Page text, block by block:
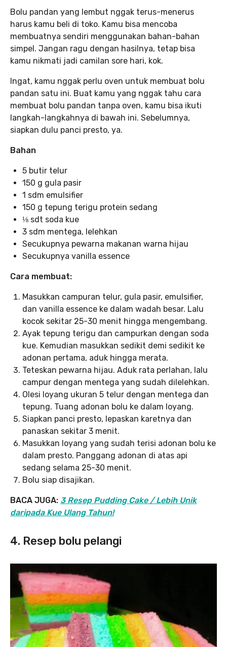
Bolu pandan yang lembut nggak terus-menerus
harus kamu beli di toko. Kamu bisa mencoba
membuatnya sendiri menggunakan bahan-bahan
simpel. Jangan ragu dengan hasilnya, tetap bisa
kamu nikmati jadi camilan sore hari, kok.
Ingat, kamu nggak perlu oven untuk membuat bolu
pandan satu ini. Buat kamu yang nggak tahu cara
membuat bolu pandan tanpa oven, kamu bisa ikuti
langkah-langkahnya di bawah ini. Sebelumnya,
siapkan dulu panci presto, ya.
Bahan
5 butir telur
150 g gula pasir
1 sdm emulsifier
150 g tepung terigu protein sedang
⅛ sdt soda kue
3 sdm mentega, lelehkan
Secukupnya pewarna makanan warna hijau
Secukupnya vanilla essence
Cara membuat:
Masukkan campuran telur, gula pasir, emulsifier,
dan vanilla essence ke dalam wadah besar. Lalu
kocok sekitar 25-30 menit hingga mengembang.
Ayak tepung terigu dan campurkan dengan soda
kue. Kemudian masukkan sedikit demi sedikit ke
adonan pertama, aduk hingga merata.
Teteskan pewarna hijau. Aduk rata perlahan, lalu
campur dengan mentega yang sudah dilelehkan.
Olesi loyang ukuran 5 telur dengan mentega dan
tepung. Tuang adonan bolu ke dalam loyang.
Siapkan panci presto, lepaskan karetnya dan
panaskan sekitar 3 menit.
Masukkan loyang yang sudah terisi adonan bolu ke
dalam presto. Panggang adonan di atas api
sedang selama 25-30 menit.
Bolu siap disajikan.
BACA JUGA: 3 Resep Pudding Cake / Lebih Unik
daripada Kue Ulang Tahun!
4. Resep bolu pelangi